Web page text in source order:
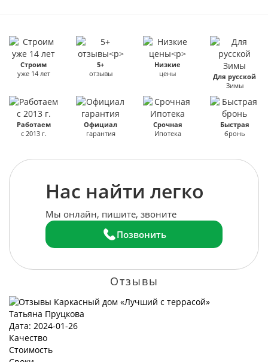
Строим
уже 14 лет
5+
отзывы
Низкие
цены
Для русской
Зимы
Работаем
с 2013 г.
Официал
гарантия
Срочная
Ипотека
Быстрая
бронь
Нас найти легко
Мы онлайн, пишите, звоните
Позвонить
Отзывы
Татьяна Пруцкова
Дата: 2024-01-26
Качество
Стоимость